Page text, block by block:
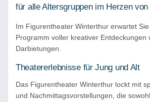
für alle Altersgruppen im Herzen
Im Figurentheater Winterthur erwartet
Programm voller kreativer Entdeckungen
Darbietungen.
Theatererlebnisse für Jung und Alt
Das Figurentheater Winterthur lockt mit
und Nachmittagsvorstellungen, die